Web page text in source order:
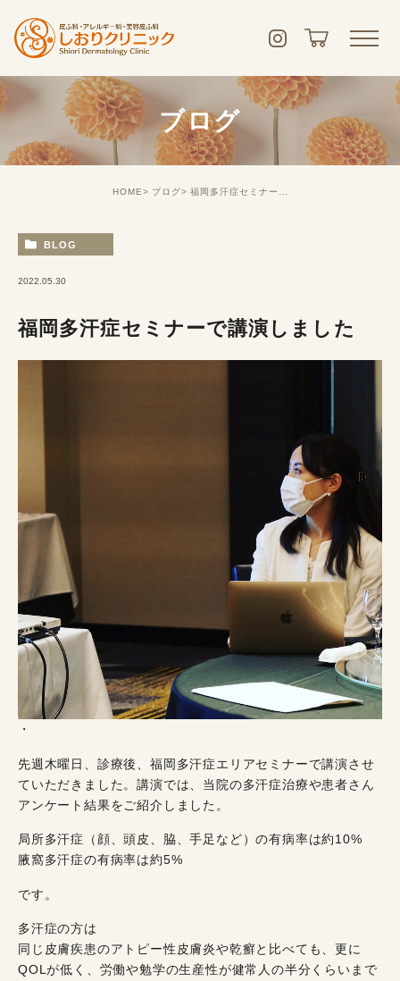
ブログ
HOME ブログ 福岡多汗症セミナーで講演しました
BLOG
2022.05.30
福岡多汗症セミナーで講演しました
・
先週木曜日、診療後、福岡多汗症エリアセミナーで講演させ
ていただきました。講演では、当院の多汗症治療や患者さん
アンケート結果をご紹介しました。
局所多汗症（顔、頭皮、脇、手足など）の有病率は約10%
腋窩多汗症の有病率は約5%
です。
多汗症の方は
同じ皮膚疾患のアトピー性皮膚炎や乾癬と比べても、更に
QOLが低く、労働や勉学の生産性が健常人の半分くらいまで